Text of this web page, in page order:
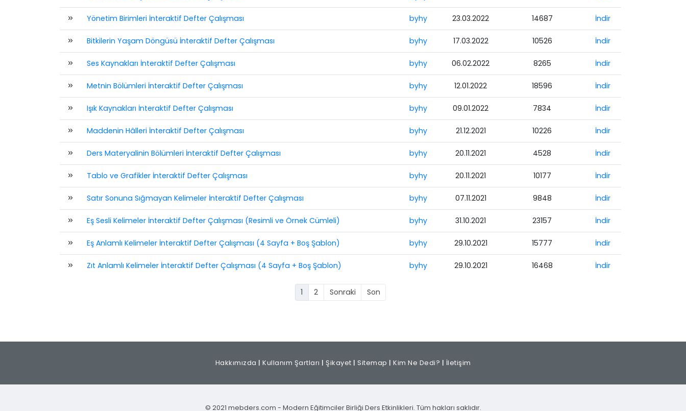
Yönetim Birimleri İnteraktif Defter Çalışması byhy 23.03.2022 14687 İndir
Bitkilerin Yaşam Döngüsü İnteraktif Defter Çalışması byhy 17.03.2022 10526 İndir
Ses Kaynakları İnteraktif Defter Çalışması byhy 06.02.2022 8265 İndir
Metnin Bölümleri İnteraktif Defter Çalışması byhy 12.01.2022 18596 İndir
Işık Kaynakları İnteraktif Defter Çalışması byhy 09.01.2022 7834 İndir
Maddenin Hâlleri İnteraktif Defter Çalışması byhy 21.12.2021 10226 İndir
Ders Materyalinin Bölümleri İnteraktif Defter Çalışması byhy 20.11.2021 4528 İndir
Tablo ve Grafikler İnteraktif Defter Çalışması byhy 20.11.2021 10177 İndir
Satır Sonuna Sığmayan Kelimeler İnteraktif Defter Çalışması byhy 07.11.2021 9848 İndir
Eş Sesli Kelimeler İnteraktif Defter Çalışması (Resimli ve Örnek Cümleli) byhy 31.10.2021 23157 İndir
Eş Anlamlı Kelimeler İnteraktif Defter Çalışması (4 Sayfa + Boş Şablon) byhy 29.10.2021 15777 İndir
Zıt Anlamlı Kelimeler İnteraktif Defter Çalışması (4 Sayfa + Boş Şablon) byhy 29.10.2021 16468 İndir
1 2 Sonraki Son
Hakkımızda | Kullanım Şartları | Şikayet | Sitemap | Kim Ne Dedi? | İletişim
© 2021 mebders.com - Modern Eğitimciler Birliği Ders Etkinlikleri. Tüm hakları saklıdır.